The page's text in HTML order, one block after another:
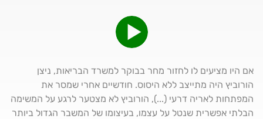
אם היו מציעים לו לחזור מחר בבוקר למשרד הבריאות, ניצן
הורוביץ היה מתייצב ללא היסוס. חודשיים אחרי שמסר את
המפתחות לאריה דרעי (...), הורוביץ לא מצטער לרגע על המשימה
הבלתי אפשרית שנטל על עצמו, בעיצומו של המשבר הגדול ביותר